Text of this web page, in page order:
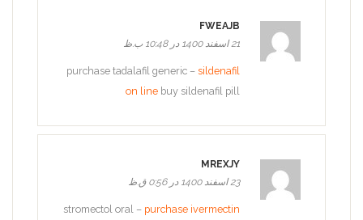
FWEAJB
21 اسفند 1400 در 10:48 ب.ظ
purchase tadalafil generic – sildenafil
on line buy sildenafil pill
MREXJY
23 اسفند 1400 در 0:56 ق.ظ
stromectol oral – purchase ivermectin